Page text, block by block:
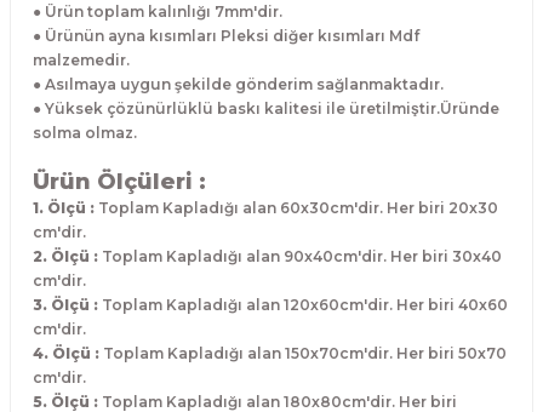
● Ürün toplam kalınlığı 7mm'dir.
● Ürünün ayna kısımları Pleksi diğer kısımları Mdf
malzemedir.
● Asılmaya uygun şekilde gönderim sağlanmaktadır.
● Yüksek çözünürlüklü baskı kalitesi ile üretilmiştir.Üründe
solma olmaz.
Ürün Ölçüleri :
1. Ölçü : Toplam Kapladığı alan 60x30cm'dir. Her biri 20x30
cm'dir.
2. Ölçü : Toplam Kapladığı alan 90x40cm'dir. Her biri 30x40
cm'dir.
3. Ölçü : Toplam Kapladığı alan 120x60cm'dir. Her biri 40x60
cm'dir.
4. Ölçü : Toplam Kapladığı alan 150x70cm'dir. Her biri 50x70
cm'dir.
5. Ölçü : Toplam Kapladığı alan 180x80cm'dir. Her biri